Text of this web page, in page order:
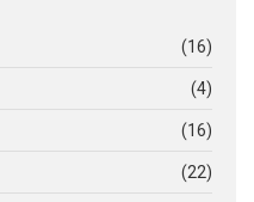
(16)
(4)
(16)
(22)